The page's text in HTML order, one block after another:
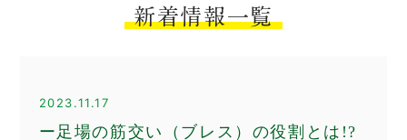
新着情報一覧
2023.11.17
ー足場の筋交い（ブレス）の役割とは!?